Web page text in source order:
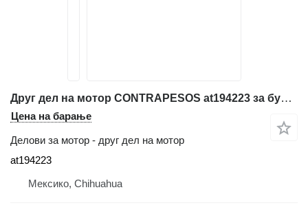
Друг дел на мотор CONTRAPESOS at194223 за булдожер John Deere 1050C
Цена на барање
Делови за мотор - друг дел на мотор
at194223
Мексико, Chihuahua